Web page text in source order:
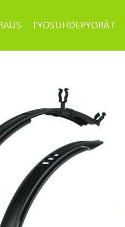
TYÖSUHDEPYÖRÄT